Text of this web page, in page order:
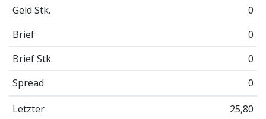
Geld Stk.
0
Brief
0
Brief Stk.
0
Spread
0
Letzter
25,80